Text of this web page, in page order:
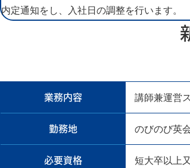
内定通知をし、入社日の調整を行います。
業務内容 講師兼運営
勤務地 のびのび英
必要資格 短大卒以上